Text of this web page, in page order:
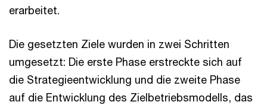
erarbeitet.
Die gesetzten Ziele wurden in zwei Schritten
umgesetzt: Die erste Phase erstreckte sich auf
die Strategieentwicklung und die zweite Phase
auf die Entwicklung des Zielbetriebsmodells, das